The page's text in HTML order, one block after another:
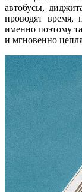
автобусы,
проводят время,
именно поэтому
и мгновенно